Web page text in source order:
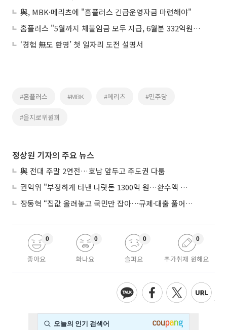
與, MBK·메리츠에 "홈플러스 긴급운영자금 마련해야"
홈플러스 "5월까지 체불임금 모두 지급, 6월분 332억원만 남아"
‘경험 無도 환영’ 첫 일자리 도전 설명서
#홈플러스 #MBK #메리츠 #민주당
#을지로위원회
정상원 기자의 주요 뉴스
與 전대 주말 2연전…호남 앞두고 주도권 다툼
권익위 "부정하게 타낸 나랏돈 1300억 원…환수액 역대 최대"
장동혁 “집값 올려놓고 국민만 잡아⋯규제·대출 풀어야”
좋아요
0
화나요
0
슬퍼요
0
추가취재 원해요
0